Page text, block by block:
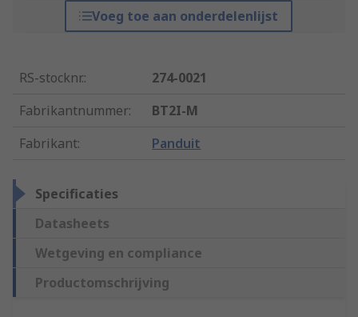
Voeg toe aan onderdelenlijst
RS-stocknr.:
274-0021
Fabrikantnummer:
BT2I-M
Fabrikant: Panduit
Specificaties
Datasheets
Wetgeving en compliance
Productomschrijving